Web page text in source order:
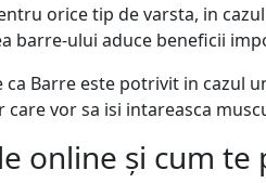
orice tip de varsta, in
barre-ului aduce beneficii
Barre este potrivit in cazul
vor sa isi intareasca
online și cum te